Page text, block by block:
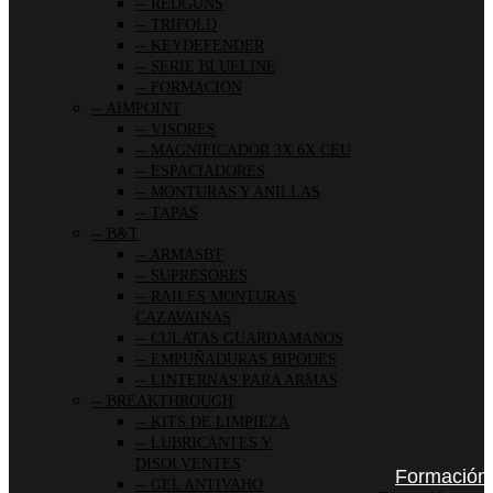
REDGUNS
TRIFOLD
KEYDEFENDER
SERIE BLUELINE
FORMACION
AIMPOINT
VISORES
MAGNIFICADOR 3X 6X CEU
ESPACIADORES
MONTURAS Y ANILLAS
TAPAS
B&T
ARMASBT
SUPRESORES
RAILES MONTURAS
CAZAVAINAS
CULATAS GUARDAMANOS
EMPUÑADURAS BÍPODES
LINTERNAS PARA ARMAS
BREAKTHROUGH
KITS DE LIMPIEZA
LUBRICANTES Y
DISOLVENTES
GEL ANTIVAHO
Formación